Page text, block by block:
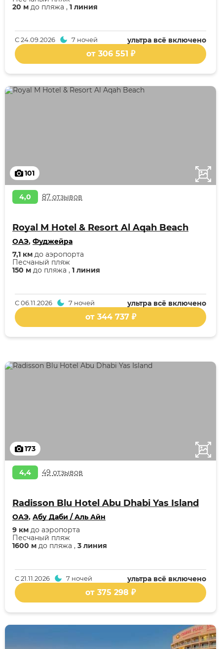
20 м до пляжа , 1 линия
ультра всё включено
С24.09.2026 7 ночей
от 306 551 ₽
101
4,0 87 отзывов
Royal M Hotel & Resort Al Aqah Beach
ОАЭ, Фуджейра
150 м до пляжа , 1 линия
Песчаный пляж
7,1 км до аэропорта
ультра всё включено
С06.11.2026 7 ночей
от 344 737 ₽
173
4,4 49 отзывов
Radisson Blu Hotel Abu Dhabi Yas Island
ОАЭ, Абу Даби / Аль Айн
1600 м до пляжа , 3 линия
Песчаный пляж
9 км до аэропорта
ультра всё включено
С21.11.2026 7 ночей
от 375 298 ₽